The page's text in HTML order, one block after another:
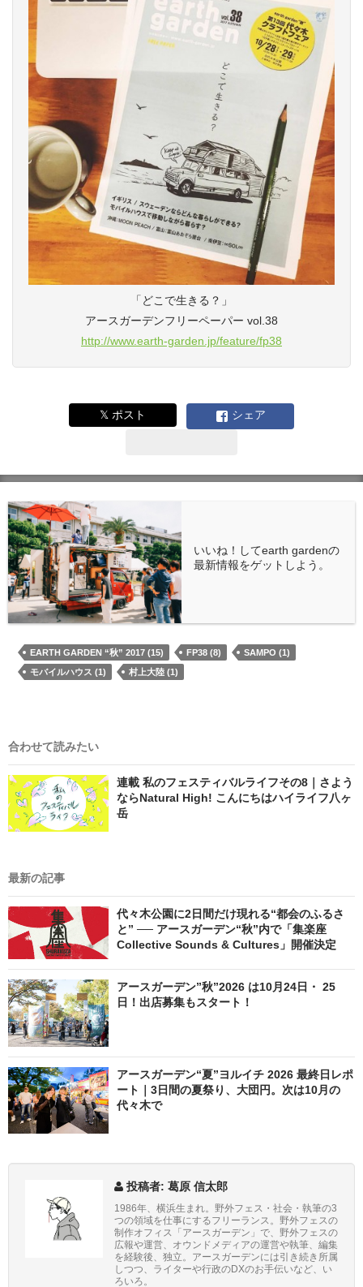
「どこで生きる？」
アースガーデンフリーペーパー vol.38
http://www.earth-garden.jp/feature/fp38
𝕏 ポスト シェア
いいね！してearth gardenの
最新情報をゲットしよう。
EARTH GARDEN “秋” 2017 (15) FP38 (8)
SAMPO (1)
モバイルハウス (1)
村上大陸 (1)
合わせて読みたい
連載 私のフェスティバルライフその8｜さよう
ならNatural High! こんにちはハイライフ八ヶ
岳
最新の記事
代々木公園に2日間だけ現れる“都会のふるさ
と” ── アースガーデン“秋”内で「集楽座
Collective Sounds & Cultures」開催決定
アースガーデン”秋”2026 は10月24日・ 25
日！出店募集もスタート！
アースガーデン“夏”ヨルイチ 2026 最終日レポ
ート｜3日間の夏祭り、大団円。次は10月の
代々木で
投稿者: 葛原 信太郎
1986年、横浜生まれ。野外フェス・社会・執筆の3
つの領域を仕事にするフリーランス。野外フェスの
制作オフィス「アースガーデン」で、野外フェスの
広報や運営、オウンドメディアの運営や執筆、編集
を経験後、独立。アースガーデンには引き続き所属
しつつ、ライターや行政のDXのお手伝いなど、い
ろいろ。